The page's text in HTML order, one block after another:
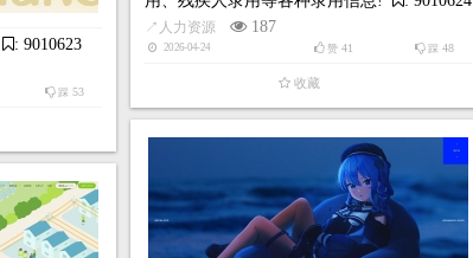
↗ 人力资源 187
2026-04-24 踩 48
赞41
收藏
: 9010623
踩 53